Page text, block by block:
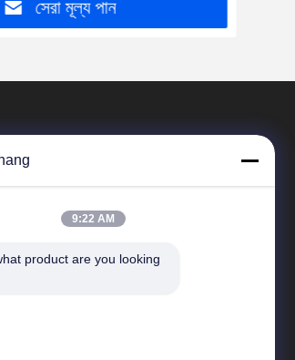
সেরা মূল্য পান
দ্রুত লিঙ্ক
9:22 AM
product are you looking